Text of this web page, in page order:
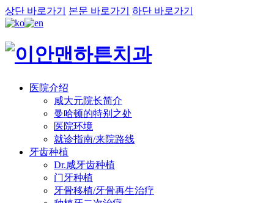
상단 바로가기 본문 바로가기 하단 바로가기
医院介绍
咸大元院长简介
曼哈顿的特别之处
医院环境
就诊指南/来院路线
牙齿种植
Dr.咸牙齿种植
门牙种植
牙骨移植/牙骨再生治疗